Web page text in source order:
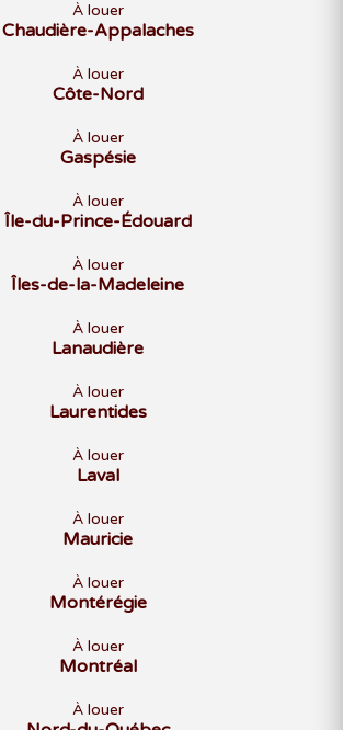
À louer
Chaudière-Appalaches
À louer
Côte-Nord
À louer
Gaspésie
À louer
Île-du-Prince-Édouard
À louer
Îles-de-la-Madeleine
À louer
Lanaudière
À louer
Laurentides
À louer
Laval
À louer
Mauricie
À louer
Montérégie
À louer
Montréal
À louer